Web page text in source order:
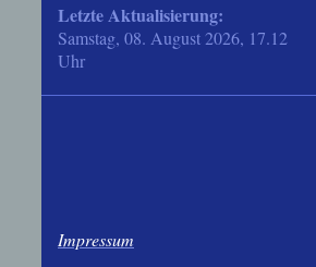
Letzte Aktualisierung:
Samstag, 08. August 2026, 17.12
Uhr
Impressum